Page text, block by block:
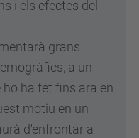
i els efectes del
grans
a un
ha fet fins ara en
motiu en un
d'enfrontar a